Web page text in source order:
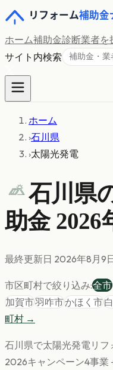
ホーム補助金診断業者を
サイト内検索
ホーム
›石川県
›太陽光発電
石川県
助金 2026
最終更新日 2026年8月9
市区町村で絞り込み:全市
加賀市羽咋市かほく市
町村 →
石川県で太陽光発電リ
2026キャンペーン4事業